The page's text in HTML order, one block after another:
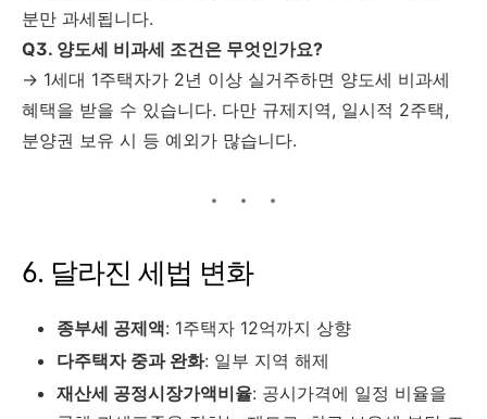
분만 과세됩니다.
Q3. 양도세 비과세 조건은 무엇인가요?
→ 1세대 1주택자가 2년 이상 실거주하면 양도세 비과세
혜택을 받을 수 있습니다. 다만 규제지역, 일시적 2주택,
분양권 보유 시 등 예외가 많습니다.
6. 달라진 세법 변화
종부세 공제액: 1주택자 12억까지 상향
다주택자 중과 완화: 일부 지역 해제
재산세 공정시장가액비율: 공시가격에 일정 비율을